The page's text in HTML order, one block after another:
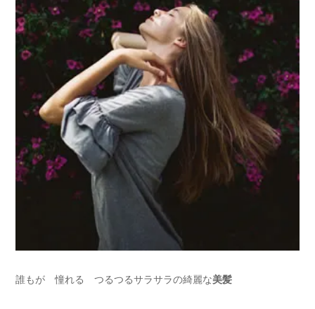
誰もが 憧れる つるつるサラサラの綺麗な美髪